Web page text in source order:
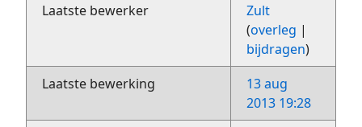
Laatste bewerker
Zult
(overleg |
bijdragen)
Laatste bewerking
13 aug
2013 19:28